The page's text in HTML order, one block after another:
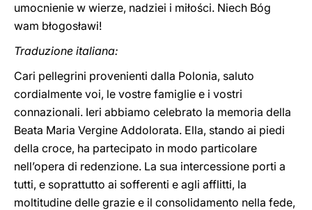
umocnienie w wierze, nadziei i miłości. Niech Bóg
wam błogosławi!
Traduzione italiana:
Cari pellegrini provenienti dalla Polonia, saluto
cordialmente voi, le vostre famiglie e i vostri
connazionali. Ieri abbiamo celebrato la memoria della
Beata Maria Vergine Addolorata. Ella, stando ai piedi
della croce, ha partecipato in modo particolare
nell’opera di redenzione. La sua intercessione porti a
tutti, e soprattutto ai sofferenti e agli afflitti, la
moltitudine delle grazie e il consolidamento nella fede,